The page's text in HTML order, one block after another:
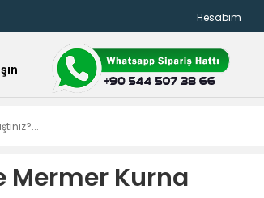
Hesabım
Mermer Kurna